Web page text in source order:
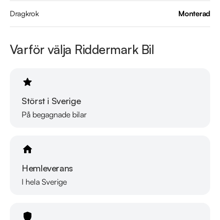
tester går till.
https://www.youtube.com/watch?v=EvmgI7cNqkUFWD86J
Telefontider:
Besökstider i butik:
Måndag - Fredag 09:00 - 19:00
Lördag 10:00 - 17:00
Dragkrok Monterad
Varför välja Riddermark Bil
Störst i Sverige
På begagnade bilar
Hemleverans
I hela Sverige